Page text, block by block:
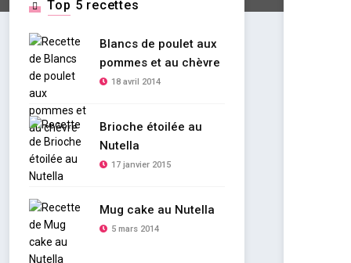
Top 5 recettes
Blancs de poulet aux
pommes et au chèvre
18 avril 2014
Brioche étoilée au
Nutella
17 janvier 2015
Mug cake au Nutella
5 mars 2014